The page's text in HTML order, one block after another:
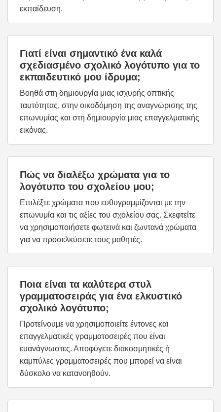
εκπαίδευση.
Γιατί είναι σημαντικό ένα καλά
σχεδιασμένο σχολικό λογότυπο για το
εκπαιδευτικό μου ίδρυμα;
Βοηθά στη δημιουργία μιας ισχυρής οπτικής
ταυτότητας, στην οικοδόμηση της αναγνώρισης της
επωνυμίας και στη δημιουργία μιας επαγγελματικής
εικόνας.
Πώς να διαλέξω χρώματα για το
λογότυπο του σχολείου μου;
Επιλέξτε χρώματα που ευθυγραμμίζονται με την
επωνυμία και τις αξίες του σχολείου σας. Σκεφτείτε
να χρησιμοποιήσετε φωτεινά και ζωντανά χρώματα
για να προσελκύσετε τους μαθητές.
Ποια είναι τα καλύτερα στυλ
γραμματοσειράς για ένα ελκυστικό
σχολικό λογότυπο;
Προτείνουμε να χρησιμοποιείτε έντονες και
επαγγελματικές γραμματοσειρές που είναι
ευανάγνωστες. Αποφύγετε διακοσμητικές ή
καμπύλες γραμματοσειρές που μπορεί να είναι
δύσκολο να κατανοηθούν.